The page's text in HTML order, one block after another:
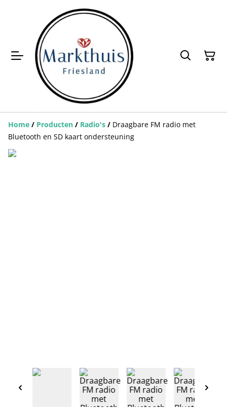
Home / Producten / Radio's / Draagbare FM radio met
Bluetooth en SD kaart ondersteuning